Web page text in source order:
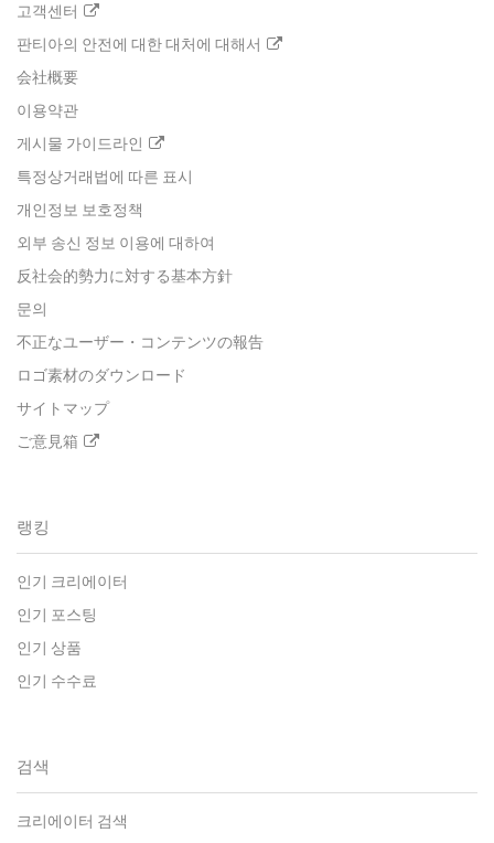
고객센터
판티아의 안전에 대한 대처에 대해서
会社概要
이용약관
게시물 가이드라인
특정상거래법에 따른 표시
개인정보 보호정책
외부 송신 정보 이용에 대하여
反社会的勢力に対する基本方針
문의
不正なユーザー・コンテンツの報告
ロゴ素材のダウンロード
サイトマップ
ご意見箱
랭킹
인기 크리에이터
인기 포스팅
인기 상품
인기 수수료
검색
크리에이터 검색